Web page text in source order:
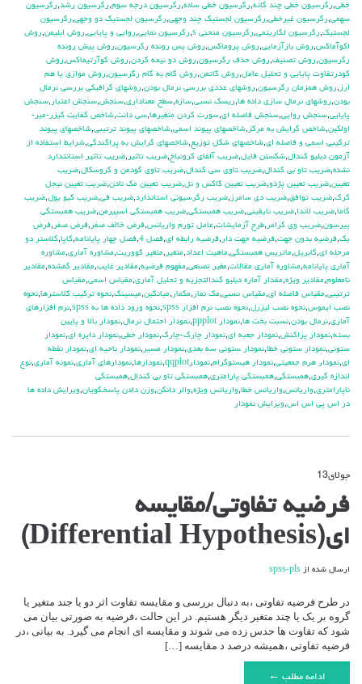
خطي,رگرسيون خطي چند گانه,رگرسيون خطي ساده,رگرسيون درجه سوم,رگرسيون رشد,رگرسيون
سهمي,رگرسيون غيرخطي,رگرسيون لجستيك چند وجهي,رگرسيون لجستيك دو وجهي,رگرسيون
لجستيک,رگرسيون لگاريتمي,رگرسيون منحني s ,رگرسيون نمايي,روايي و پايايي,روش ابليمن,روش
اكوآماكس,روش بازآزمايي,روش پروماكس,روش پس رونده رگرسيون,روش پيش رونده
رگرسيون,روش تصنيف,روش حذف رگرسيون,روش دو نيمه كردن,روش كوآرتيماكس,روش
كودرتفاوت پايايي و تحليل عامل,روش گاتمن,روش گام به گام رگرسيون,روش موازي يا هم
ارز ,روش همزمان رگرسيون,روشهاي عددي بررسي نرمال بودن,روشهاي گرافيكي بررسي نرمال
بودن,روشهاي نرمال سازي داده ها,ريسك نسبي,سازه,سطح معناداري,سنجش,سنجش اعتبار ,سنجش
پايايي,سنجش روايي,سنجش فاصله اي,سورت كردن متغيرها,سي دانت,شاخص كفايت كيزر-مير-
اولكين,شاخص گرايش به مركز ,شاخصهاي پيوند اسمي,شاخصهاي پيوند ترتيبي,شاخصهاي پيوند
تركيبي اسمي و فاصله اي,شاخصهاي شكل توزيع,شاخصهاي گرايش به پراكندگي,شرايط استفاده از
آزمون دبليو كندال,شكستن فايل,ضريب آلفاي کرونباخ,ضريب تاثير ,ضريب تاثير استانتدارد
نشده,ضريب تاو بي كندال,ضريب تاوي سي كندال,ضريب تاوي گودمن و كروسكال,ضريب
تعيين,ضريب تعيين پژدو,ضريب تعيين كاكس و نل,ضريب تعيين مك نادن,ضريب تعيين نيجل
كرك,ضريب توافق,ضريب دي سامرز ,ضريب رگرسيوني استاندارد,ضريب في,ضريب كيو يول,ضريب
گاما,ضريب لاندا,ضريب نايقيني,ضريب همبستگي,ضريب همبستگي اسپيرمن,ضريب همبستگي
پيرسون,ضريب وي كرامر ,طرح آزمايشات,عامل تورم واريانس,فرض خالف صفر ,فرض صفر ,فرض
يك,فرضيه بدون جهت,فرضيه جهت دار ,فرضيه رابطه اي,فصل 4 ,فصل چهار پايانامه,كاپا,كلاستر دو
مرحله اي,گابريل,ماتريس همبستگي,ماهيت اعداد,متغير ,متغير كووريت,مشاوره آماري,مشاوره
آماري پايانامه,مشاوره آماري مقالات,مغير تصنعي,مفهوم فرضيه,مقادير غايب,مقادير گمشده,مقادير
نامعلوم,مقادير ويژه,مقدار آماره دبليو كندالتجزيه و تحليل آماري,مقياس اسمي,مقياس
ترتيبي,مقياس فاصله اي,مقياس نسبي,مك نمار ,مكمار ,ميانگين,ميسينگ,نحوه تركيب كلاسترها,نحوه
نصب ايموس,نحوه نصب ليزرل,نحوه نصب نرم افزار spss ,نحوه ورود داده ها به spss ,نرم افزارهاي
آماري,نرمال بودن,نسبت بخت ها,نمودار ppplot ,نمودار احتمال نرمال,نمودار بالا و پايين
بسته,نمودار پراكنش,نمودار جعبه اي,نمودار چارك-چارك,نمودار خطي,نمودار دايره اي,نمودار
ستوني,نمودار ستوني خطا,نمودار ستوني سه بعدي,نمودار مسير ,نمودار ناحيه اي,نمودار نقطه
اي,نمودار هرم جمعيتي,نمودار هيستوگرام,نمودارqqplot ,نمودارها,نمودارهاي آماري,نمونه آماري,نوع
اندازه گيري,همبستگي,همبستگي پارامتري,همبستگي تاو بي کندال,همبستگي
ناپارامتري,واريانس,واريانس خطا,واريانس ويژه,والر دانكن,وزن دادن پاسخگويان,ويرايش داده ها
در اس پي اس اس,ويرايش نمودار
جولای13
فرضیه
مقایسه
ای(Differential
فرضیه تفاوتی/مقایسه
ای(Differential Hypothesis)
ارسال شده از spss-pls
در طرح فرضیه تفاوتی ،به دنبال بررسی و مقایسه تفاوت اثر دو یا جند متغیر یا
گروه بر یک یا چند متغیر دیگر هستیم. در این حالت ،فرضیه به صورتی بیان می
شود که تفاوت ها حدس زده می شوند و مقایسه ای انجام می گیرد. به بیانی ،در
فرضیه تفاوتی ،همیشه درصد د مقایسه […]
ادامه مطلب ←